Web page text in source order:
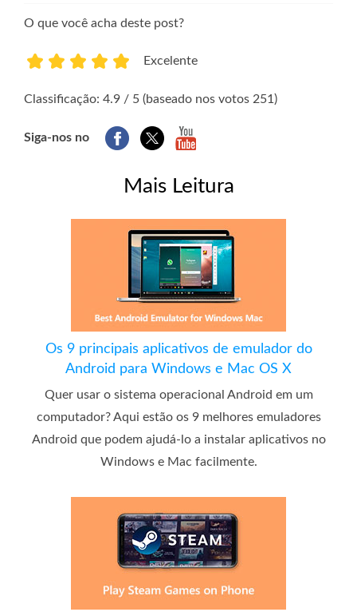
O que você acha deste post?
Excelente
Classificação: 4.9 / 5 (baseado nos votos 251)
Siga-nos no
Mais Leitura
Os 9 principais aplicativos de emulador do
Android para Windows e Mac OS X
Quer usar o sistema operacional Android em um
computador? Aqui estão os 9 melhores emuladores
Android que podem ajudá-lo a instalar aplicativos no
Windows e Mac facilmente.